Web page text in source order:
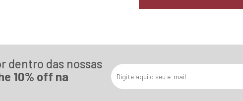
dentro das nossas
10% off na